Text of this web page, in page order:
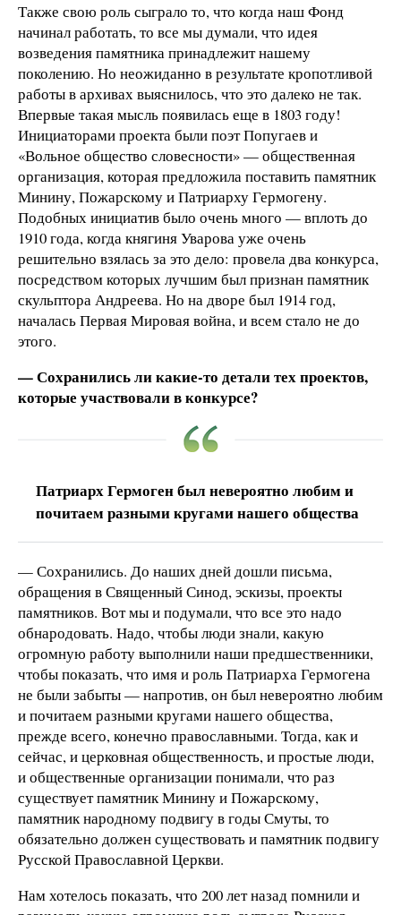
Также свою роль сыграло то, что когда наш Фонд
начинал работать, то все мы думали, что идея
возведения памятника принадлежит нашему
поколению. Но неожиданно в результате кропотливой
работы в архивах выяснилось, что это далеко не так.
Впервые такая мысль появилась еще в 1803 году!
Инициаторами проекта были поэт Попугаев и
«Вольное общество словесности» — общественная
организация, которая предложила поставить памятник
Минину, Пожарскому и Патриарху Гермогену.
Подобных инициатив было очень много — вплоть до
1910 года, когда княгиня Уварова уже очень
решительно взялась за это дело: провела два конкурса,
посредством которых лучшим был признан памятник
скульптора Андреева. Но на дворе был 1914 год,
началась Первая Мировая война, и всем стало не до
этого.
— Сохранились ли какие-то детали тех проектов,
которые участвовали в конкурсе?
Патриарх Гермоген был невероятно любим и
почитаем разными кругами нашего общества
— Сохранились. До наших дней дошли письма,
обращения в Священный Синод, эскизы, проекты
памятников. Вот мы и подумали, что все это надо
обнародовать. Надо, чтобы люди знали, какую
огромную работу выполнили наши предшественники,
чтобы показать, что имя и роль Патриарха Гермогена
не были забыты — напротив, он был невероятно любим
и почитаем разными кругами нашего общества,
прежде всего, конечно православными. Тогда, как и
сейчас, и церковная общественность, и простые люди,
и общественные организации понимали, что раз
существует памятник Минину и Пожарскому,
памятник народному подвигу в годы Смуты, то
обязательно должен существовать и памятник подвигу
Русской Православной Церкви.
Нам хотелось показать, что 200 лет назад помнили и